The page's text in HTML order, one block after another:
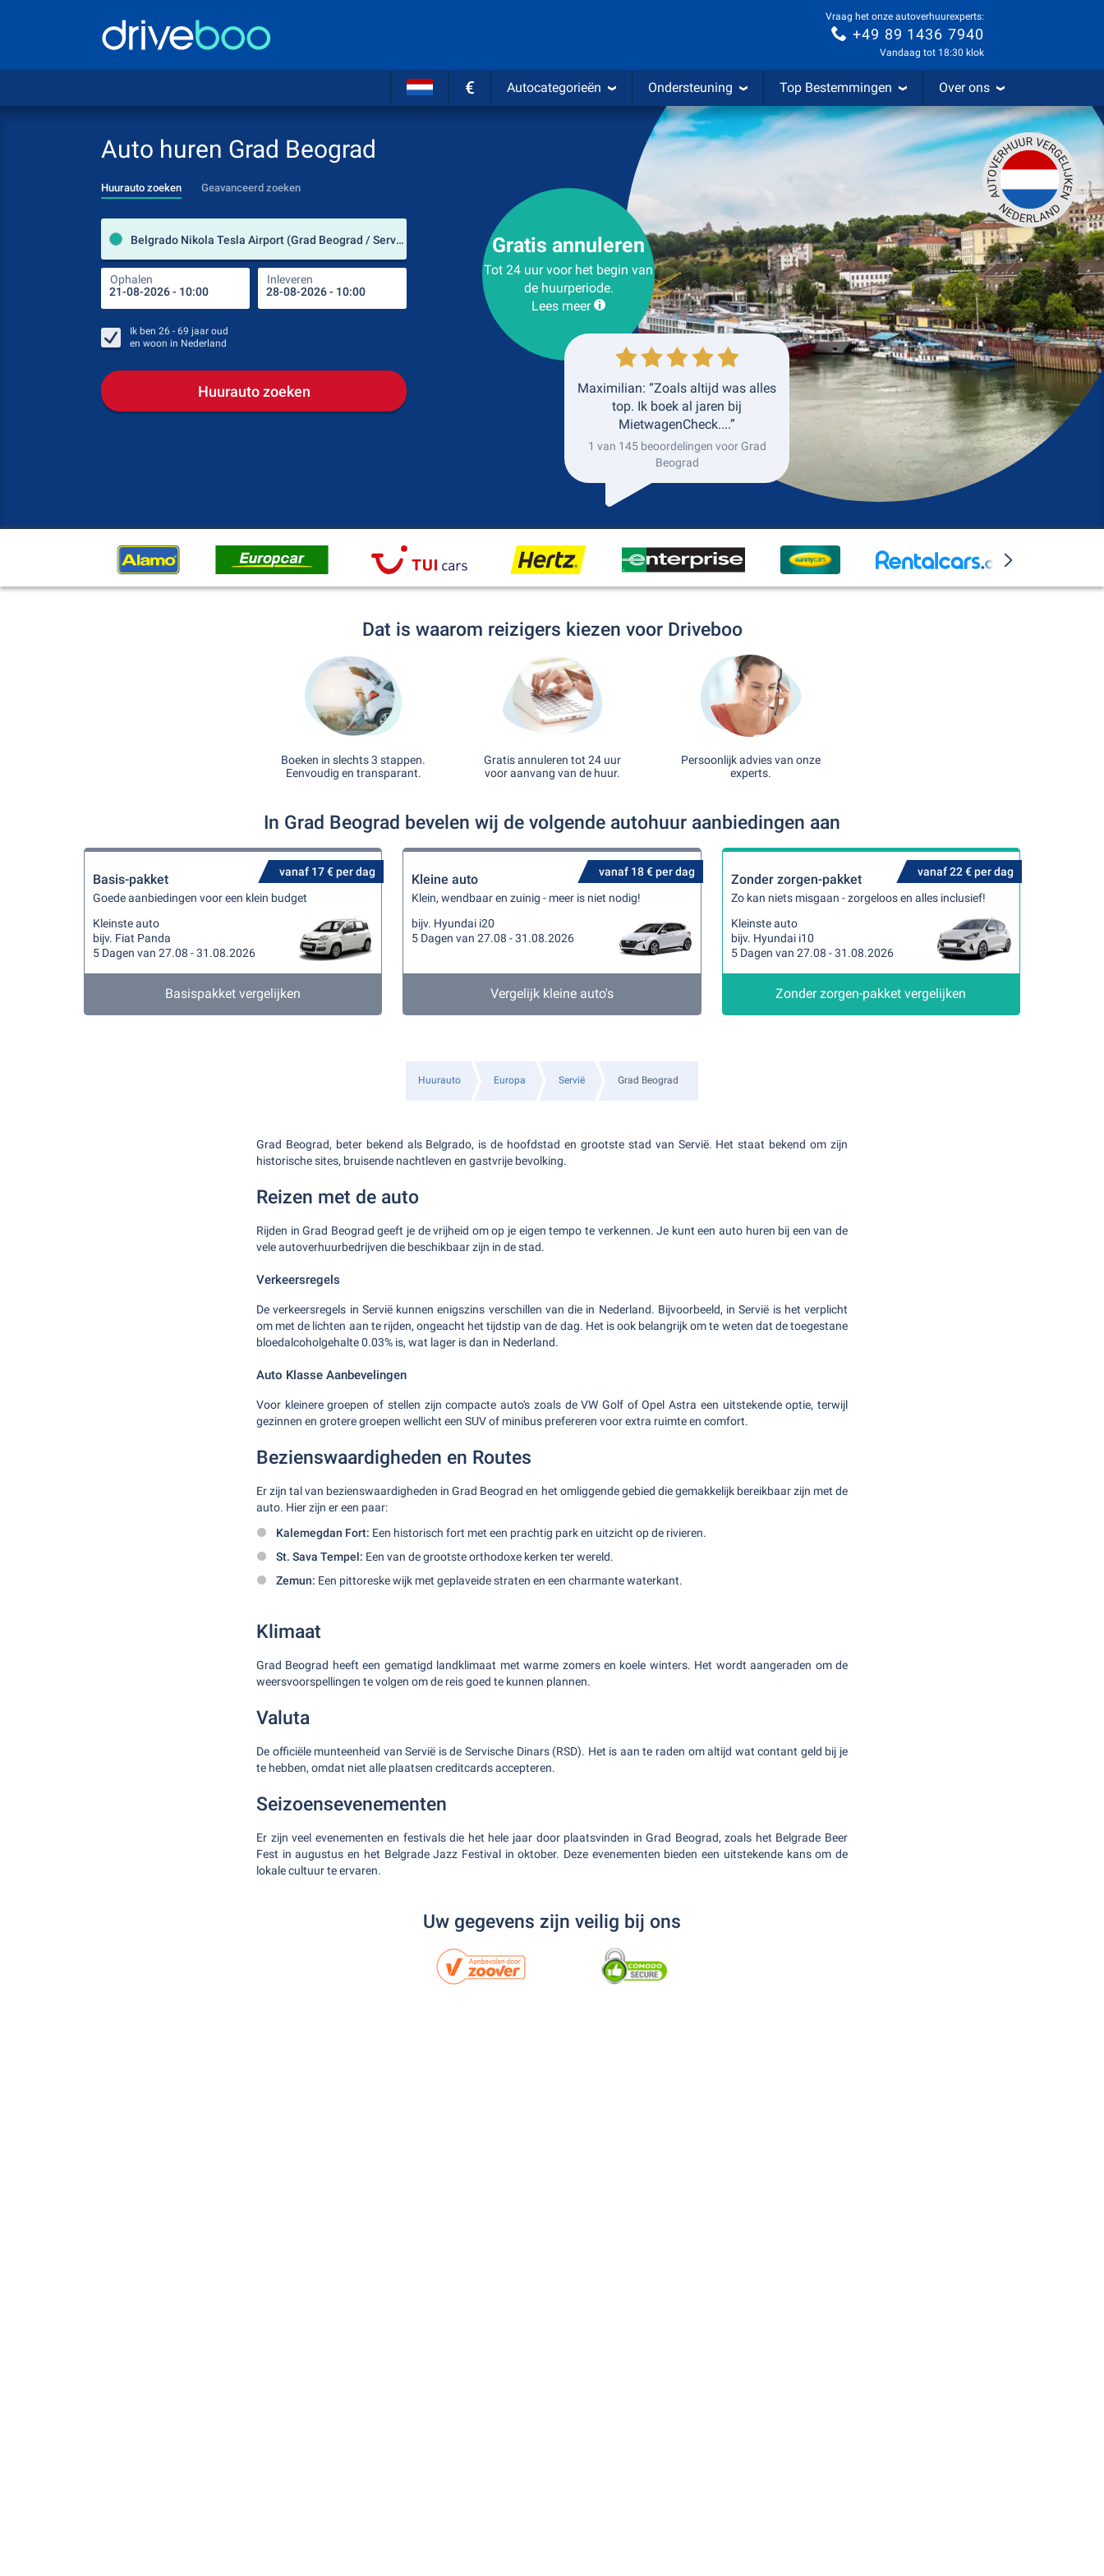
Vraag het onze autoverhuurexperts:
+49 89 1436 7940
Vandaag tot 18:30 klok
€ Autocategorieën Ondersteuning Top Bestemmingen Over ons
Auto huren Grad Beograd
Huurauto zoeken Geavanceerd zoeken
Belgrado Nikola Tesla Airport (Grad Beograd / Servië)
Ophalen Inleveren Plaats voor teruggave
Ik ben 26 - 69 jaar oud
en woon in Nederland
Huurauto zoeken
Gratis annuleren
Tot 24 uur voor het begin van
de huurperiode.
Lees meer
Maximilian: “Zoals altijd was alles
top. Ik boek al jaren bij
MietwagenCheck....”
1 van 145 beoordelingen voor Grad
Beograd
Dat is waarom reizigers kiezen voor Driveboo
Boeken in slechts 3 stappen.
Eenvoudig en transparant.
Gratis annuleren tot 24 uur
voor aanvang van de huur.
Persoonlijk advies van onze
experts.
In Grad Beograd bevelen wij de volgende autohuur aanbiedingen aan
vanaf 17 € per dag
Basis-pakket
Goede aanbiedingen voor een klein budget
Kleinste auto
bijv. Fiat Panda
5 Dagen van 27.08 - 31.08.2026
Basispakket vergelijken
vanaf 18 € per dag
Kleine auto
Klein, wendbaar en zuinig - meer is niet nodig!
bijv. Hyundai i20
5 Dagen van 27.08 - 31.08.2026
Vergelijk kleine auto's
vanaf 22 € per dag
Zonder zorgen-pakket
Zo kan niets misgaan - zorgeloos en alles inclusief!
Kleinste auto
bijv. Hyundai i10
5 Dagen van 27.08 - 31.08.2026
Zonder zorgen-pakket vergelijken
Huurauto Europa Servië Grad Beograd
Grad Beograd, beter bekend als Belgrado, is de hoofdstad en grootste stad van Servië. Het staat bekend om zijn
historische sites, bruisende nachtleven en gastvrije bevolking.
Reizen met de auto
Rijden in Grad Beograd geeft je de vrijheid om op je eigen tempo te verkennen. Je kunt een auto huren bij een van de
vele autoverhuurbedrijven die beschikbaar zijn in de stad.
Verkeersregels
De verkeersregels in Servië kunnen enigszins verschillen van die in Nederland. Bijvoorbeeld, in Servië is het verplicht
om met de lichten aan te rijden, ongeacht het tijdstip van de dag. Het is ook belangrijk om te weten dat de toegestane
bloedalcoholgehalte 0.03% is, wat lager is dan in Nederland.
Auto Klasse Aanbevelingen
Voor kleinere groepen of stellen zijn compacte auto's zoals de VW Golf of Opel Astra een uitstekende optie, terwijl
gezinnen en grotere groepen wellicht een SUV of minibus prefereren voor extra ruimte en comfort.
Bezienswaardigheden en Routes
Er zijn tal van bezienswaardigheden in Grad Beograd en het omliggende gebied die gemakkelijk bereikbaar zijn met de
auto. Hier zijn er een paar:
Kalemegdan Fort: Een historisch fort met een prachtig park en uitzicht op de rivieren.
St. Sava Tempel: Een van de grootste orthodoxe kerken ter wereld.
Zemun: Een pittoreske wijk met geplaveide straten en een charmante waterkant.
Klimaat
Grad Beograd heeft een gematigd landklimaat met warme zomers en koele winters. Het wordt aangeraden om de
weersvoorspellingen te volgen om de reis goed te kunnen plannen.
Valuta
De officiële munteenheid van Servië is de Servische Dinars (RSD). Het is aan te raden om altijd wat contant geld bij je
te hebben, omdat niet alle plaatsen creditcards accepteren.
Seizoensevenementen
Er zijn veel evenementen en festivals die het hele jaar door plaatsvinden in Grad Beograd, zoals het Belgrade Beer
Fest in augustus en het Belgrade Jazz Festival in oktober. Deze evenementen bieden een uitstekende kans om de
lokale cultuur te ervaren.
Uw gegevens zijn veilig bij ons